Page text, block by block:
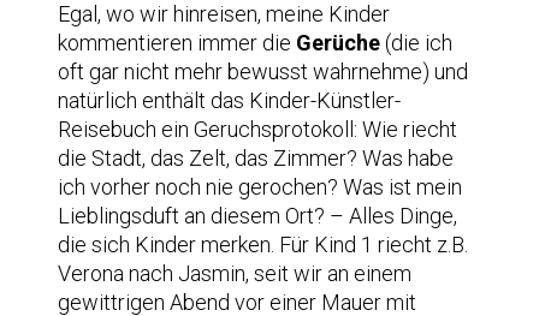
Egal, wo wir hinreisen, meine Kinder
kommentieren immer die Gerüche(die ich
oft gar nicht mehr bewusst wahrnehme) und
natürlich enthält das Kinder-Künstler-
Reisebuch ein Geruchsprotokoll: Wie riecht
die Stadt, das Zelt, das Zimmer? Was habe
ich vorher noch nie gerochen? Was ist mein
Lieblingsduft an diesem Ort? – Alles Dinge,
die sich Kinder merken. Für Kind 1 riecht z.B.
Verona nach Jasmin, seit wir an einem
gewittrigen Abend vor einer Mauer mit